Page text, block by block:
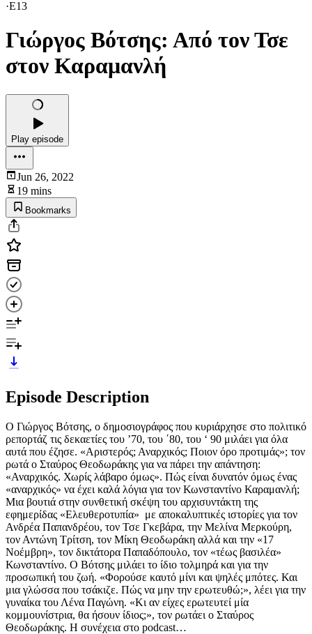
·E13
Γιώργος Βότσης: Από τον Τσε
στον Καραμανλή
Play episode
Jun 26, 2022
19 mins
Bookmarks
Episode Description
Ο Γιώργος Βότσης, ο δημοσιογράφος που κυριάρχησε στο πολιτικό
ρεπορτάζ τις δεκαετίες του ’70, του ΄80, του ‘ 90 μιλάει για όλα
αυτά που έζησε. «Αριστερός; Αναρχικός; Ποιον όρο προτιμάς»; τον
ρωτά ο Σταύρος Θεοδωράκης για να πάρει την απάντηση:
«Αναρχικός. Χωρίς λάβαρο όμως». Πώς είναι δυνατόν όμως ένας
«αναρχικός» να έχει καλά λόγια για τον Κωνσταντίνο Καραμανλή;
Μια βουτιά στην συνθετική σκέψη του αρχισυντάκτη της
εφημερίδας «Ελευθεροτυπία» με αποκαλυπτικές ιστορίες για τον
Ανδρέα Παπανδρέου, τον Τσε Γκεβάρα, την Μελίνα Μερκούρη,
τον Αντώνη Τρίτση, τον Μίκη Θεοδωράκη αλλά και την «17
Νοέμβρη», τον δικτάτορα Παπαδόπουλο, τον «τέως βασιλέα»
Κωνσταντίνο. Ο Βότσης μιλάει το ίδιο τολμηρά και για την
προσωπική του ζωή. «Φορούσε καυτό μίνι και ψηλές μπότες. Και
μια γλώσσα που τσάκιζε. Πώς να μην την ερωτευθώ;», λέει για την
γυναίκα του Λένα Παγώνη. «Κι αν είχες ερωτευτεί μία
κομμουνίστρια, θα ήσουν ίδιος;», τον ρωτάει ο Σταύρος
Θεοδωράκης. Η συνέχεια στο podcast…